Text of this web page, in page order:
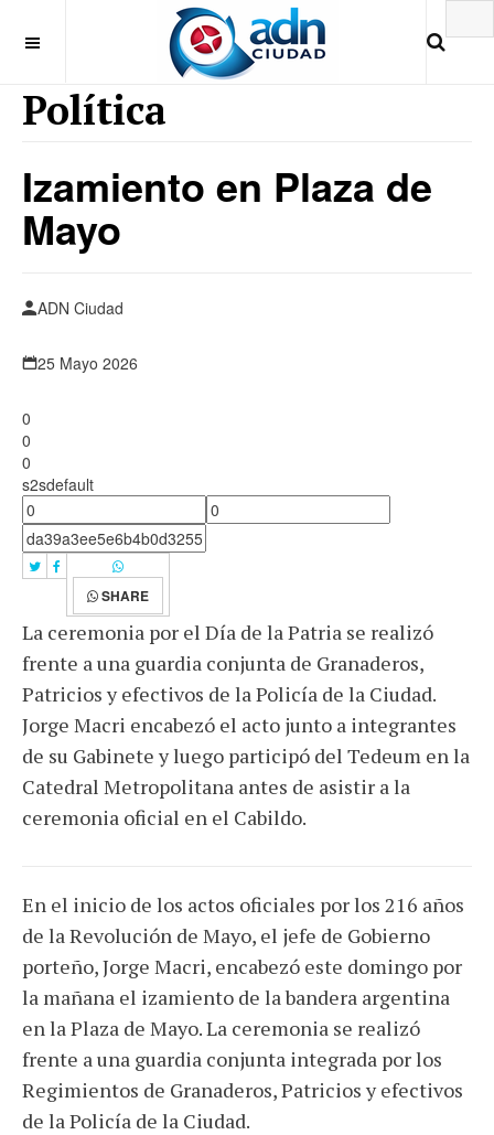
Política
Izamiento en Plaza de
Mayo
ADN Ciudad
25 Mayo 2026
0
0
0
s2sdefault
SHARE
La ceremonia por el Día de la Patria se realizó
frente a una guardia conjunta de Granaderos,
Patricios y efectivos de la Policía de la Ciudad.
Jorge Macri encabezó el acto junto a integrantes
de su Gabinete y luego participó del Tedeum en la
Catedral Metropolitana antes de asistir a la
ceremonia oficial en el Cabildo.
En el inicio de los actos oficiales por los 216 años
de la Revolución de Mayo, el jefe de Gobierno
porteño, Jorge Macri, encabezó este domingo por
la mañana el izamiento de la bandera argentina
en la Plaza de Mayo. La ceremonia se realizó
frente a una guardia conjunta integrada por los
Regimientos de Granaderos, Patricios y efectivos
de la Policía de la Ciudad.